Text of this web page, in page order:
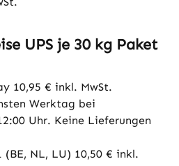
UPS je 30 kg Paket
10,95 € inkl. MwSt.
Werktag bei
Uhr. Keine Lieferungen
(BE, NL, LU) 10,50 € inkl.